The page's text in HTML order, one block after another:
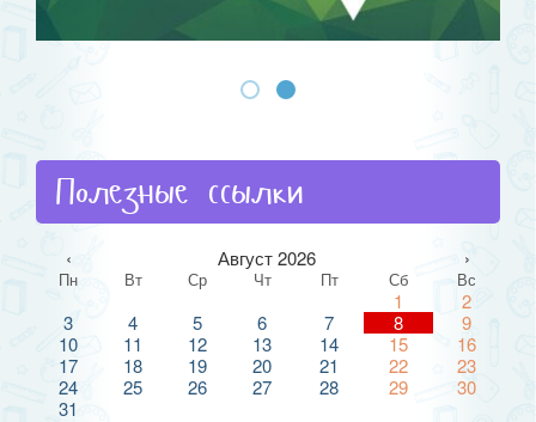
Полезные ссылки
‹ Август 2026 ›
Пн Вт Ср Чт Пт Сб Вс
1
2
3
4 5 6 7 8
9
10
11 12 13 14 15
16
17
18 19 20 21 22
23
24
25 26 27 28 29
30
31